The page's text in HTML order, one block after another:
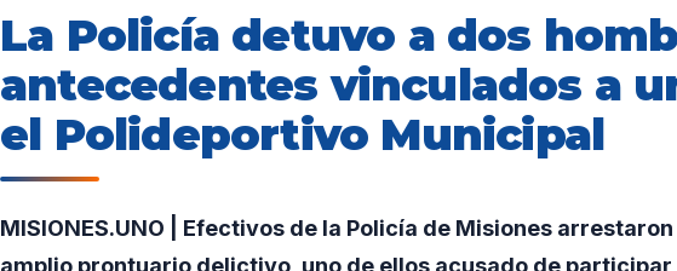
La Policía detuvo a dos
antecedentes vinculados a
el Polideportivo Municipal
MISIONES.UNO | Efectivos de la Policía de Misiones
amplio prontuario delictivo, uno de ellos acusado de